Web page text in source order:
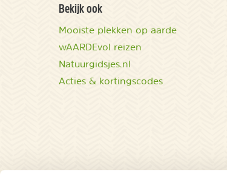
Bekijk ook
Mooiste plekken op aarde
wAARDEvol reizen
Natuurgidsjes.nl
Acties & kortingscodes